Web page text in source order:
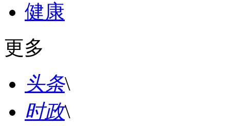
健康
更多
头条\
时政\